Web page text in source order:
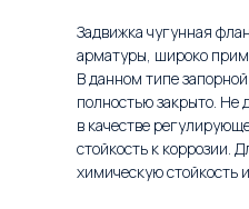
Задвижка чугунная
арматуры, широко
В данном типе
полностью закрыто. Не
в качестве
стойкость к коррозии.
химическую стойкость